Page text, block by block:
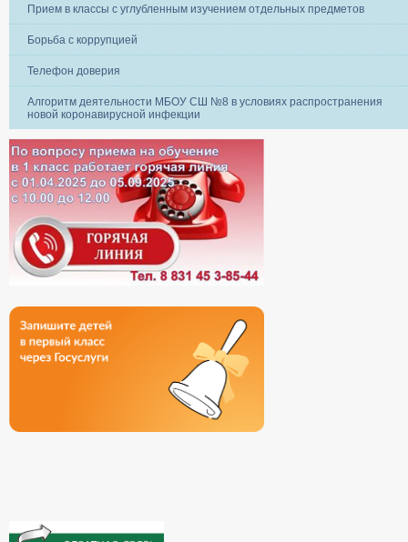
Прием в классы с углубленным изучением отдельных предметов
Борьба с коррупцией
Телефон доверия
Алгоритм деятельности МБОУ СШ №8 в условиях распространения
новой коронавирусной инфекции